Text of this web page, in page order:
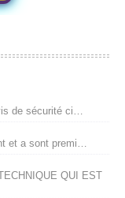
de sécurité ci…
et a sont premi…
QUI EST